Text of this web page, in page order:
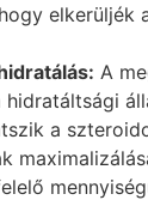
elkerüljék
A
hidratáltsági
a